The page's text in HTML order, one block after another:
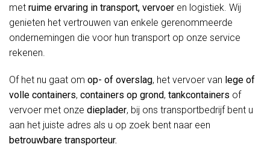
met ruime ervaring in transport, vervoer en logistiek. Wij
genieten het vertrouwen van enkele gerenommeerde
ondernemingen die voor hun transport op onze service
rekenen.
Of het nu gaat om op- of overslag, het vervoer van lege of
volle containers, containers op grond, tankcontainers of
vervoer met onze dieplader, bij ons transportbedrijf bent u
aan het juiste adres als u op zoek bent naar een
betrouwbare transporteur.